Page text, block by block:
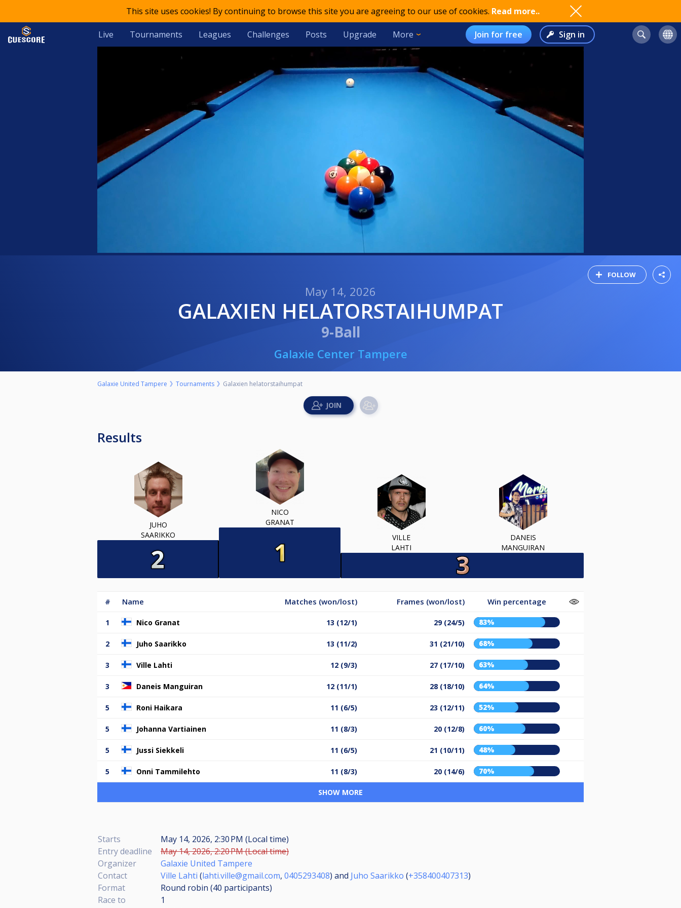
This site uses cookies! By continuing to browse this site you are agreeing to our use of cookies. Read more..
Live Tournaments Leagues Challenges Posts Upgrade More Join for free Sign in
FOLLOW
May 14, 2026
GALAXIEN HELATORSTAIHUMPAT
9-Ball
Galaxie Center Tampere
Galaxie United Tampere Tournaments Galaxien helatorstaihumpat
Results
JUHO
SAARIKKO
NICO
GRANAT
VILLE
LAHTI
DANEIS
MANGUIRAN
# Name Matches (won/lost) Frames (won/lost) Win percentage
1 Nico Granat 13 (12/1) 29 (24/5) 83%
2 Juho Saarikko 13 (11/2) 31 (21/10) 68%
3 Ville Lahti 12 (9/3) 27 (17/10) 63%
3 Daneis Manguiran 12 (11/1) 28 (18/10) 64%
5 Roni Haikara 11 (6/5) 23 (12/11) 52%
5 Johanna Vartiainen 11 (8/3) 20 (12/8) 60%
5 Jussi Siekkeli 11 (6/5) 21 (10/11) 48%
5 Onni Tammilehto 11 (8/3) 20 (14/6) 70%
SHOW MORE
Starts
May 14, 2026, 2:30 PM (Local time)
Entry deadline
May 14, 2026, 2:20 PM (Local time)
Organizer
Galaxie United Tampere
Contact
Ville Lahti (lahti.ville@gmail.com, 0405293408) and Juho Saarikko (+358400407313)
Format
Round robin (40 participants)
Race to
1